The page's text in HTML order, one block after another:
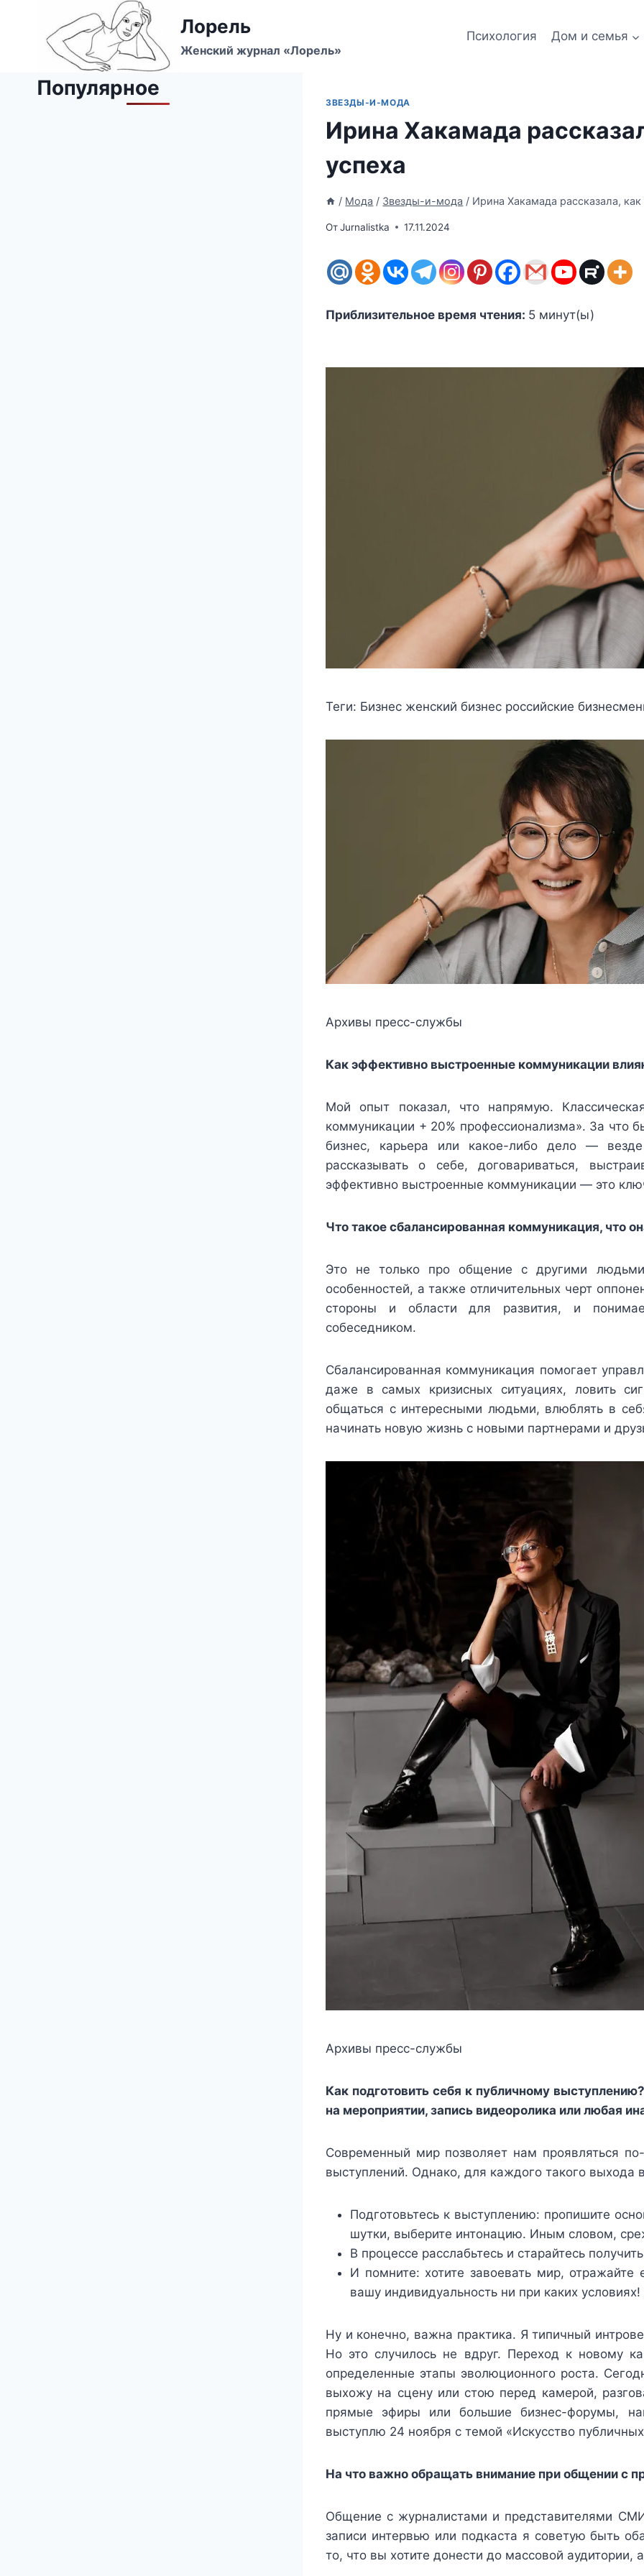
содержимому
Лорель
Женский журнал «Лорель»
Психология Дом и семья
ЗВЕЗДЫ-И-МОДА
Ирина Хакамада
успеха
/ Мода / Звезды-и-мода / Ирина Хакамада рассказала, как
ОтJurnalistka 17.11.2024
Приблизительное время чтения: 5 минут(ы)
Теги: Бизнес женский бизнес российские
Архивы пресс-службы
Как эффективно выстроенные коммуникации
Мой опыт показал, что напрямую.
коммуникации + 20% профессионализма». За что
бизнес, карьера или какое-либо дело —
рассказывать о себе, договариваться,
эффективно выстроенные коммуникации — это
Что такое сбалансированная коммуникация, что
Это не только про общение с другими
особенностей, а также отличительных черт
стороны и области для развития, и
собеседником.
Сбалансированная коммуникация помогает
даже в самых кризисных ситуациях, ловить
общаться с интересными людьми, влюблять в
начинать новую жизнь с новыми партнерами и
Архивы пресс-службы
Как подготовить себя к публичному
на мероприятии, запись видеоролика или любая
Современный мир позволяет нам проявляться
выступлений. Однако, для каждого такого выхода
Подготовьтесь к выступлению: пропишите
шутки, выберите интонацию. Иным словом,
В процессе расслабьтесь и старайтесь
И помните: хотите завоевать мир,
вашу индивидуальность ни при каких условиях!
Ну и конечно, важна практика. Я типичный
Но это случилось не вдруг. Переход к новому
определенные этапы эволюционного роста.
выхожу на сцену или стою перед камерой,
прямые эфиры или большие бизнес-форумы,
выступлю 24 ноября с темой «Искусство
На что важно обращать внимание при общении с
Общение с журналистами и представителями
записи интервью или подкаста я советую быть
то, что вы хотите донести до массовой аудитории,
Популярное